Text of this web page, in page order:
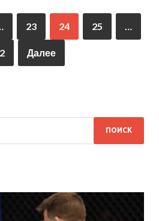
23 24 25 …
Далее